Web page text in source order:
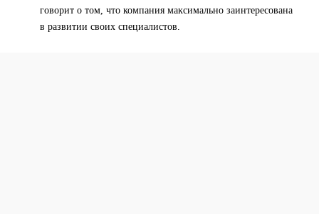
говорит о том, что компания максимально заинтересована
в развитии своих специалистов.